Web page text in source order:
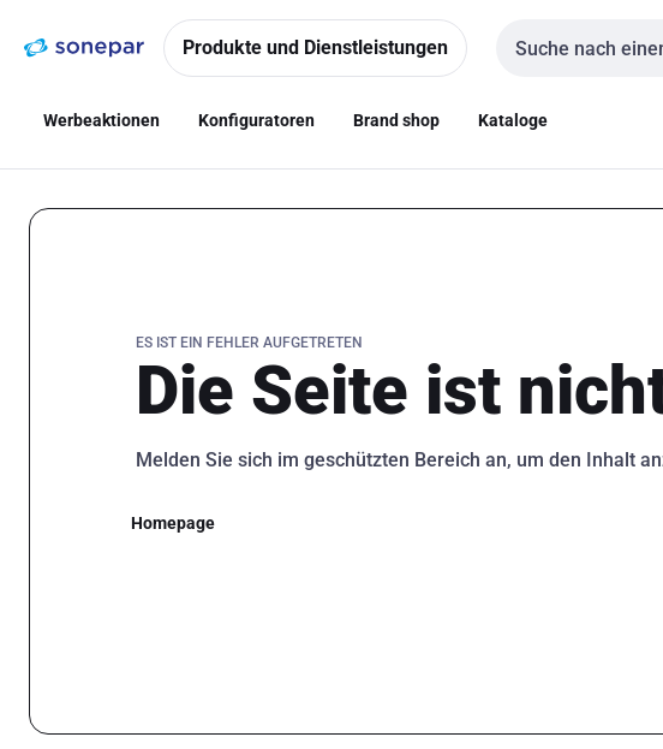
NavigationInhalt
Produkte und Dienstleistungen
Sucheingabe
Werbeaktionen Konfiguratoren Brand shop Kataloge
ES IST EIN FEHLER AUFGETRETEN
Die Seite ist
Melden Sie sich im geschützten Bereich an, um den Inhalt
Homepage